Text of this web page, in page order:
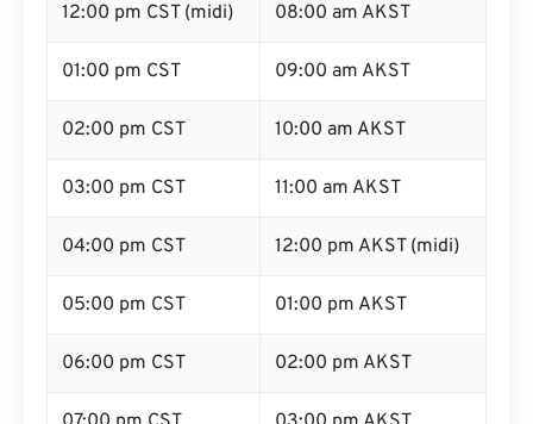
12:00 pm CST (midi) 08:00 am AKST
01:00 pm CST 09:00 am AKST
02:00 pm CST 10:00 am AKST
03:00 pm CST 11:00 am AKST
04:00 pm CST 12:00 pm AKST (midi)
05:00 pm CST 01:00 pm AKST
06:00 pm CST 02:00 pm AKST